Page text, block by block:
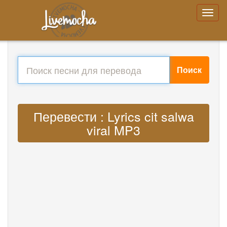
Поиск
Перевести : Lyrics cit salwa
viral MP3